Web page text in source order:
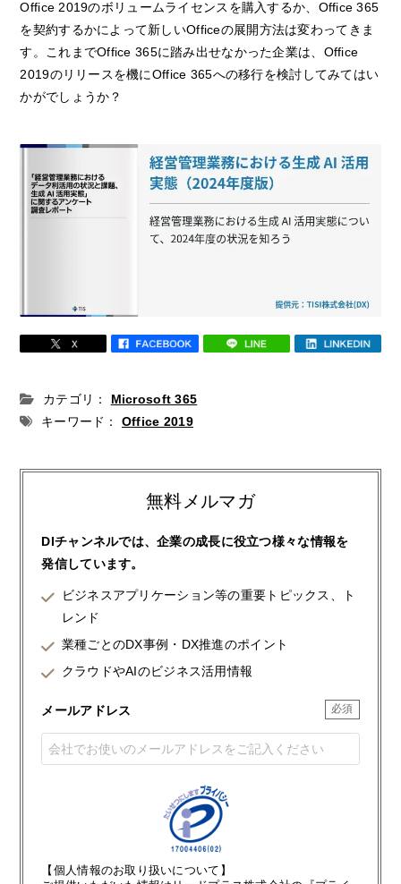
Office 2019のボリュームライセンスを購入するか、Office 365
を契約するかによって新しいOfficeの展開方法は変わってきま
す。これまでOffice 365に踏み出せなかった企業は、Office
2019のリリースを機にOffice 365への移行を検討してみてはい
かがでしょうか？
カテゴリ：
Microsoft 365
キーワード：
Office 2019
無料メルマガ
DIチャンネルでは、企業の成長に役立つ様々な情報を
発信しています。
ビジネスアプリケーション等の重要トピックス、ト
レンド
業種ごとのDX事例・DX推進のポイント
クラウドやAIのビジネス活用情報
メールアドレス
【個人情報のお取り扱いについて】